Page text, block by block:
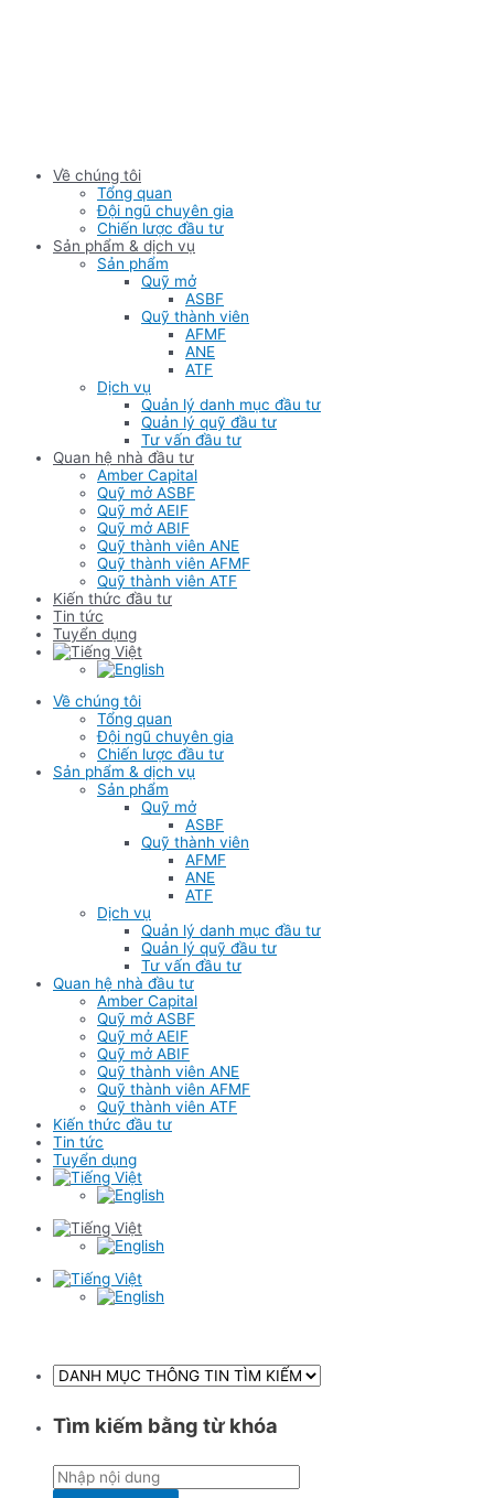
Về chúng tôi
Tổng quan
Đội ngũ chuyên gia
Chiến lược đầu tư
Sản phẩm & dịch vụ
Sản phẩm
Quỹ mở
ASBF
Quỹ thành viên
AFMF
ANE
ATF
Dịch vụ
Quản lý danh mục đầu tư
Quản lý quỹ đầu tư
Tư vấn đầu tư
Quan hệ nhà đầu tư
Amber Capital
Quỹ mở ASBF
Quỹ mở AEIF
Quỹ mở ABIF
Quỹ thành viên ANE
Quỹ thành viên AFMF
Quỹ thành viên ATF
Kiến thức đầu tư
Tin tức
Tuyển dụng
Về chúng tôi
Tổng quan
Đội ngũ chuyên gia
Chiến lược đầu tư
Sản phẩm & dịch vụ
Sản phẩm
Quỹ mở
ASBF
Quỹ thành viên
AFMF
ANE
ATF
Dịch vụ
Quản lý danh mục đầu tư
Quản lý quỹ đầu tư
Tư vấn đầu tư
Quan hệ nhà đầu tư
Amber Capital
Quỹ mở ASBF
Quỹ mở AEIF
Quỹ mở ABIF
Quỹ thành viên ANE
Quỹ thành viên AFMF
Quỹ thành viên ATF
Kiến thức đầu tư
Tin tức
Tuyển dụng
Tìm kiếm bằng từ khóa